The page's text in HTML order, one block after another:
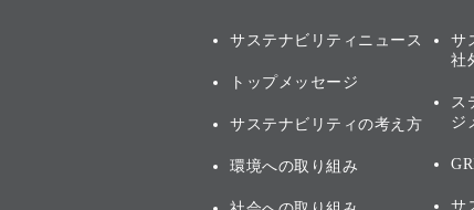
サステナビリティニュース
トップメッセージ
サステナビリティの考え方
環境への取り組み
サ
社
ス
ジ
サ